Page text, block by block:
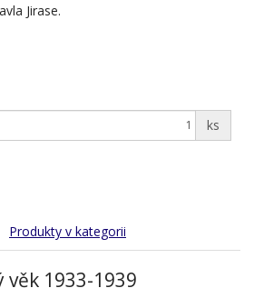
Jirase.
ks
Produkty v kategorii
1933-1939